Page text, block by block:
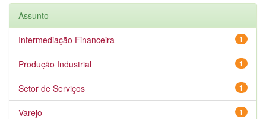
Assunto
1
Intermediação Financeira
1
Produção Industrial
1
Setor de Serviços
1
Varejo